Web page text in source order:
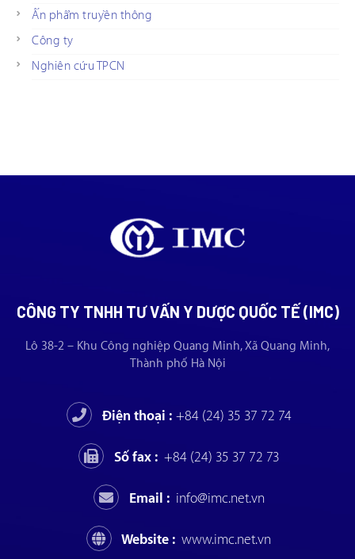
Ấn phẩm truyền thông
Công ty
Nghiên cứu TPCN
CÔNG TY TNHH TƯ VẤN Y DƯỢC QUỐC TẾ (IMC)
Lô 38-2 – Khu Công nghiệp Quang Minh, Xã Quang Minh,
Thành phố Hà Nội
Điện thoại : +84 (24) 35 37 72 74
Số fax : +84 (24) 35 37 72 73
Email : info@imc.net.vn
Website : www.imc.net.vn